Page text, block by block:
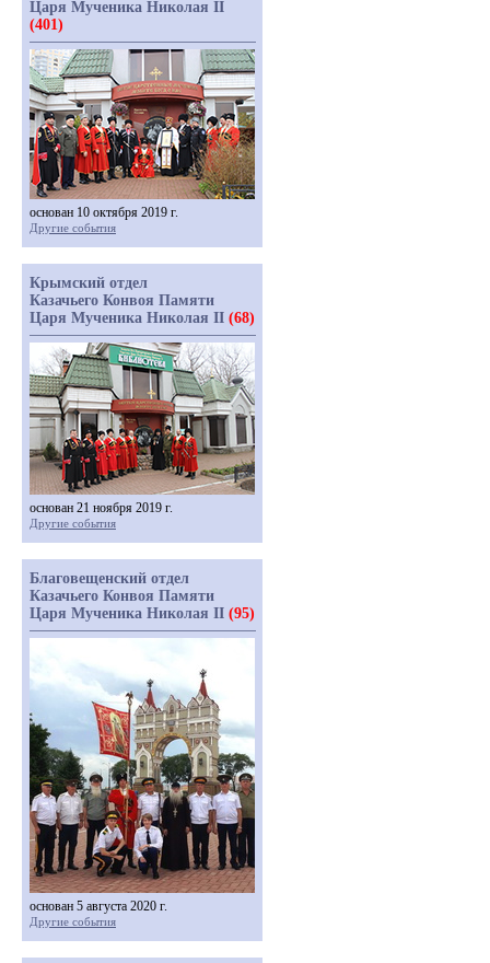
Царя Мученика Николая II
(401)
основан 10 октября 2019 г.
Другие события
Крымский отдел
Казачьего Конвоя Памяти
Царя Мученика Николая II (68)
основан 21 ноября 2019 г.
Другие события
Благовещенский отдел
Казачьего Конвоя Памяти
Царя Мученика Николая II (95)
основан 5 августа 2020 г.
Другие события